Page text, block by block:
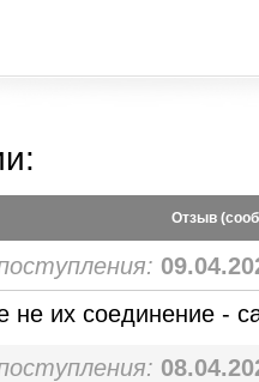
Отзыв
не их соединение -